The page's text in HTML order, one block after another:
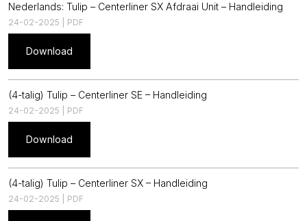
Nederlands: Tulip – Centerliner SX Afdraai Unit – Handleiding
24-02-2025 | PDF
Download
(4-talig) Tulip – Centerliner SE – Handleiding
24-02-2025 | PDF
Download
(4-talig) Tulip – Centerliner SX – Handleiding
24-02-2025 | PDF